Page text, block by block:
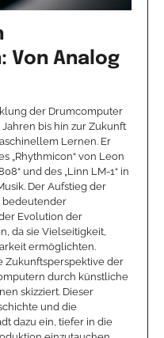
Von Analog
der Drumcomputer
bis hin zur Zukunft
Lernen. Er
„Rhythmicon“ von Leon
und des „Linn LM-1“ in
Der Aufstieg der
bedeutender
Evolution der
da sie Vielseitigkeit,
ermöglichten.
Zukunftsperspektive der
durch künstliche
skizziert. Dieser
und die
dazu ein, tiefer in die